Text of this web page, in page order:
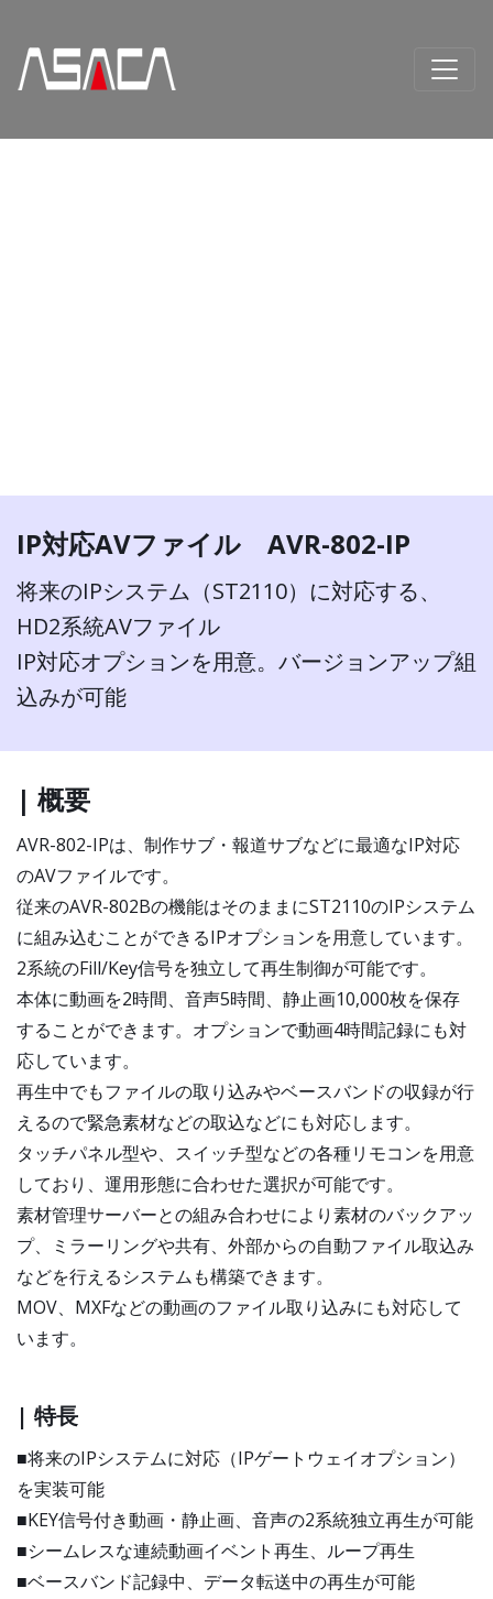
IP対応AVファイル AVR-802-IP
将来のIPシステム（ST2110）に対応する、
HD2系統AVファイル
IP対応オプションを用意。バージョンアップ組
込みが可能
| 概要
AVR-802-IPは、制作サブ・報道サブなどに最適なIP対応
のAVファイルです。
従来のAVR-802Bの機能はそのままにST2110のIPシステム
に組み込むことができるIPオプションを用意しています。
2系統のFill/Key信号を独立して再生制御が可能です。
本体に動画を2時間、音声5時間、静止画10,000枚を保存
することができます。オプションで動画4時間記録にも対
応しています。
再生中でもファイルの取り込みやベースバンドの収録が行
えるので緊急素材などの取込などにも対応します。
タッチパネル型や、スイッチ型などの各種リモコンを用意
しており、運用形態に合わせた選択が可能です。
素材管理サーバーとの組み合わせにより素材のバックアッ
プ、ミラーリングや共有、外部からの自動ファイル取込み
などを行えるシステムも構築できます。
MOV、MXFなどの動画のファイル取り込みにも対応して
います。
| 特長
■将来のIPシステムに対応（IPゲートウェイオプション）
を実装可能
■KEY信号付き動画・静止画、音声の2系統独立再生が可能
■シームレスな連続動画イベント再生、ループ再生
■ベースバンド記録中、データ転送中の再生が可能